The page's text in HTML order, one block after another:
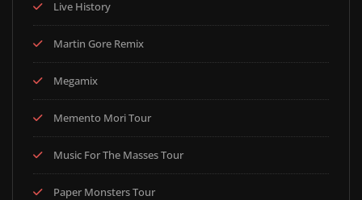
Live History
Martin Gore Remix
Megamix
Memento Mori Tour
Music For The Masses Tour
Paper Monsters Tour